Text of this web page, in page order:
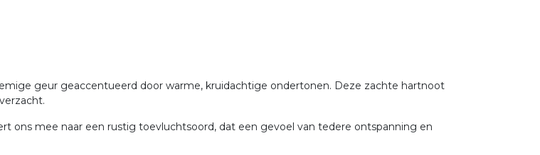
geur geaccentueerd door warme, kruidachtige ondertonen. Deze zachte hartnoot
ons mee naar een rustig toevluchtsoord, dat een gevoel van tedere ontspanning en